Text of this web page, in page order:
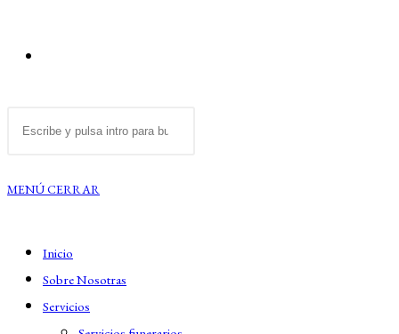
BÚSQUEDA
DE
LA
WEB
web
MENÚCERRAR
Inicio
Sobre Nosotras
Servicios